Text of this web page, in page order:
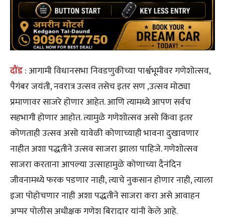
दौंड: आगामी विधानसभा निवडणुकीच्या पार्श्वभूमीवर गणेशोत्सव,
पैगंबर जयंती, नवरात्र उत्सव तसेच इतर सण ,उत्सव मोठ्या
प्रमाणावर साजरे होणार आहेत. आणि त्यामध्ये आपण सर्वच
सहभागी होणार आहोत. त्यामुळे गणेशोत्सव असो किंवा इतर
कोणताही उत्सव असो यावेळी कोणाच्याही भावना दुखावणार
नाहीत अशा पद्धतीने उत्सव साजरा झाला पाहिजे. गणेशोत्सव
साजरा करताना आपल्या उत्साहामुळे कोणाच्या दैनंदिन
जीवनामध्ये फरक पडणार नाही, त्याचे नुकसान होणार नाही, त्याला
इजा पोहोचणार नाही अशा पद्धतीने साजरा करा असे आवाहन
अप्पर पोलीस अधीक्षक गणेश बिरादार यांनी केले आहे.